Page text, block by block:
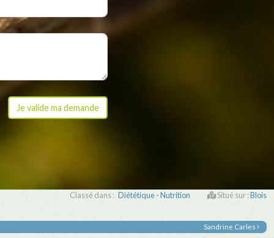
Classé dans : Diététique - Nutrition Situé sur :Blois
Sandrine Carles